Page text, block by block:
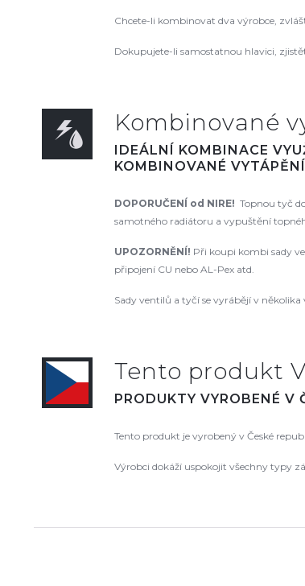
Chcete-li kombinovat dva výrobce,
Dokupujete-li samostatnou hlavici,
Kombinované
IDEÁLNÍ KOMBINACE
KOMBINOVANÉ
DOPORUČENÍ od NIRE! Topnou tyč
samotného radiátoru a vypuštění
UPOZORNĚNÍ! Při koupi kombi sady
připojení CU nebo AL-Pex atd.
Sady ventilů a tyčí se vyrábějí v několika
Tento produkt
PRODUKTY VYROBENÉ V
Tento produkt je vyrobený v České
Výrobci dokáží uspokojit všechny typy